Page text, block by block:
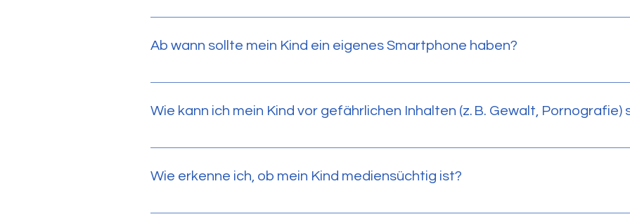
Die Meinungen dazu gehen auseinander, doch empfohlen wird für Jugendliche maximal 2
Thomas Lüscher: 2 Stunden Bildschirmzeit lassen sich gut mit 2 Stunden Bewegung an der
Ab wann sollte mein Kind ein eigenes Smartphone haben?
Viele Kinder erhalten ihr erstes Smartphone zwischen 10 und 12 Jahren. Entscheidend ist die
Wie kann ich mein Kind vor gefährlichen Inhalten (z. B. Gewalt, Pornografie)
Technische Lösungen wie Jugendschutzfilter helfen, aber entscheidend ist ein offenes
Wie erkenne ich, ob mein Kind mediensüchtig ist?
Warnsignale sind: sozialer Rückzug, Schlafprobleme, Vernachlässigung von Hobbys oder